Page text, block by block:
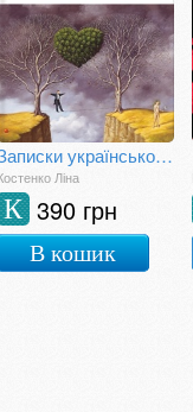
Записки українського самашедшого
Ліна
390 грн
К
В кошик